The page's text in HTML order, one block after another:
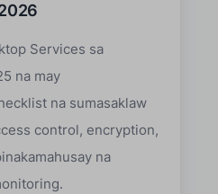
Services sa
na may
na sumasaklaw
control, encryption,
na